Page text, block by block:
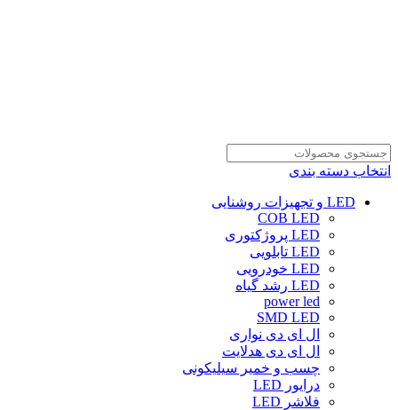
انتخاب دسته بندی
LED و تجهیزات روشنایی
COB LED
LED پروژکتوری
LED تابلویی
LED خودرویی
LED رشد گیاه
power led
SMD LED
ال ای دی نواری
ال ای دی هدلایت
چسب و خمیر سیلیکونی
درایور LED
فلاشر LED